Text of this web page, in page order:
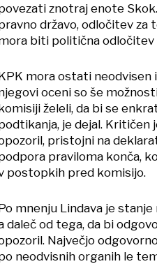
znotraj enote
državo, odločitev za
biti politična odločitev
mora ostati neodvisen
oceni so še
želeli, da bi se
je dejal. Kritičen
pristojni na
praviloma konča,
postopkih pred komisijo.
mnenju Lindava je
daleč od tega, da bi
Največjo
neodvisnih organih le